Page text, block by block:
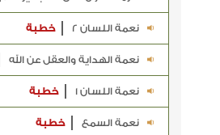
نعمة اللسان 2 خطبة
نعمة الهداية والعقل عن الله
نعمة اللسان 1 خطبة
نعمة السمع خطبة